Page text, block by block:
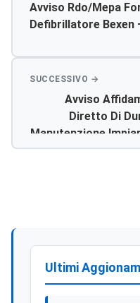
Avviso Rdo/mepa
Defibrillatore Bexen
Avviso
Diretto Di
Manutenzione
Strutture
Ultimi